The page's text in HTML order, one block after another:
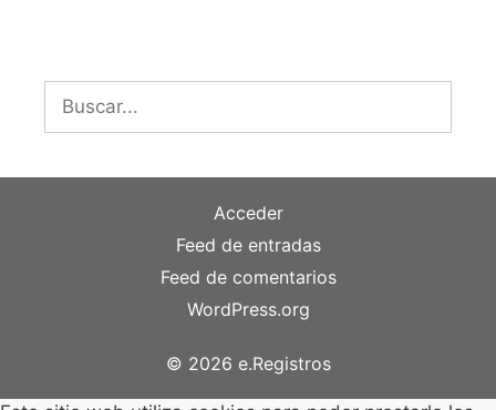
Acceder
Feed de entradas
Feed de comentarios
WordPress.org
© 2026 e.Registros